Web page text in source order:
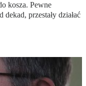
kosza. Pewne
przestały działać